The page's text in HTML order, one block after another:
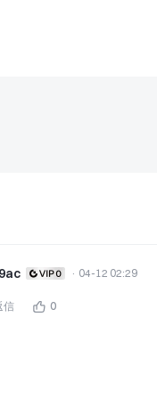
· 04-12 02:29
信 0